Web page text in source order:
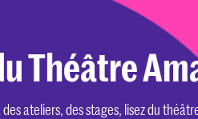
Théâtre
ateliers, des stages, lisez du